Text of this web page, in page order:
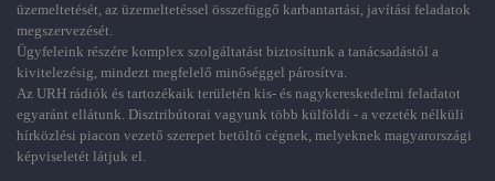
üzemeltetését, az üzemeltetéssel összefüggő karbantartási, javítási feladatok
megszervezését.
Ügyfeleink részére komplex szolgáltatást biztosítunk a tanácsadástól a
kivitelezésig, mindezt megfelelő minőséggel párosítva.
Az URH rádiók és tartozékaik területén kis- és nagykereskedelmi feladatot
egyaránt ellátunk. Disztribútorai vagyunk több külföldi - a vezeték nélküli
hírközlési piacon vezető szerepet betöltő cégnek, melyeknek magyarországi
képviseletét látjuk el.